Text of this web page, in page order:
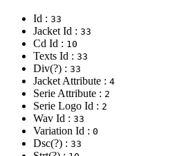
Id : 33
Jacket Id : 33
Cd Id : 10
Texts Id : 33
Div(?) : 33
Jacket Attribute : 4
Serie Attribute : 2
Serie Logo Id : 2
Wav Id : 33
Variation Id : 0
Dsc(?) : 33